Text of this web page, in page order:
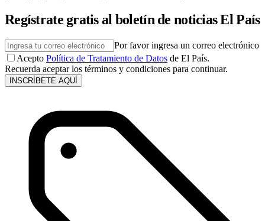
Regístrate gratis al boletín de noticias El País
Por favor ingresa un correo electrónico
Acepto Política de Tratamiento de Datos de El País.
Recuerda aceptar los términos y condiciones para continuar.
INSCRÍBETE AQUÍ